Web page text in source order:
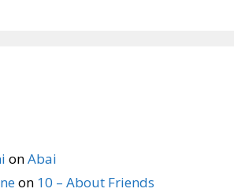
onAbai
on 10 – About Friends